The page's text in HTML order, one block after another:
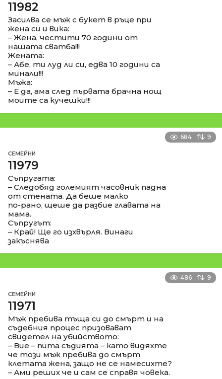
11982
Засилва се мъж с букет в ръце при
жена си и вика:
– Жена, честити 70 години от
нашата сватба!!!
Жената:
– Абе, ти луд ли си, едва 10 години са
минали!!!
Мъжа:
– Е да, ама след първата брачна нощ
моите са кучешки!!!
684 9
СЕМЕЙНИ
11979
Съпругата:
– Следобяд големият часовник падна
от стената. Да беше малко
по-рано, щеше да разбие главата на
мама.
Съпругът:
– Край! Ще го изхвърля. Винаги
закъснява
486 9
СЕМЕЙНИ
11971
Мъж пребива тъща си до смърт и на
съдебния процес призовават
свидетел на убийството:
– Вие – пита съдията – като видяхте
че този мъж пребива до смърт
клетата жена, защо не се намесихте?
– Ами реших че и сам се справя човека.